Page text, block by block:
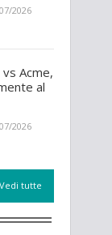
2026
Acme,
al
2026
Vedi tutte